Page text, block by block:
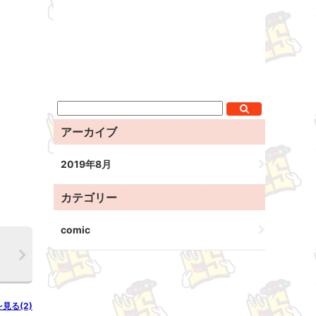
見る(2)
アーカイブ
2019年8月
カテゴリー
comic